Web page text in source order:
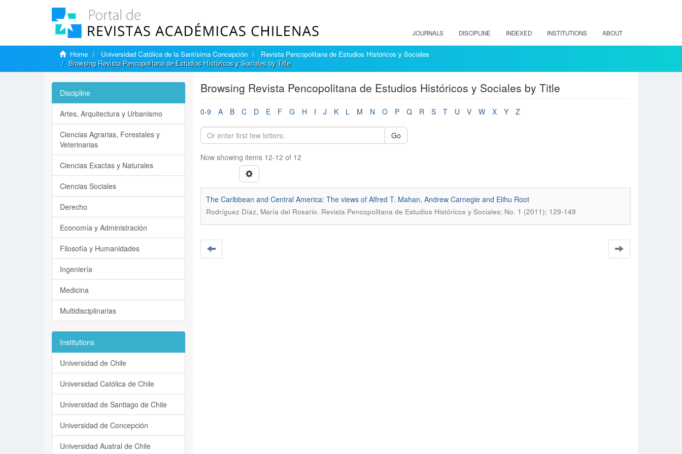
JOURNALS DISCIPLINE INDEXED INSTITUTIONS ABOUT
Home Universidad Católica de la Santísima Concepción
Revista Pencopolitana de Estudios Históricos y Sociales
Browsing Revista Pencopolitana de Estudios Históricos y Sociales by Title
Browsing Revista Pencopolitana de Estudios Históricos y Sociales by Title
0-9 A B C D E F G H I J K L M N O P Q R S T U V W X Y Z
Go
Now showing items 12-12 of 12
The Caribbean and Central America: The views of Alfred T. Mahan, Andrew Carnegie and Elihu Root
Rodríguez Díaz, María del Rosario. Revista Pencopolitana de Estudios Históricos y Sociales; No. 1 (2011); 129-149
Discipline
Artes, Arquitectura y Urbanismo
Ciencias Agrarias, Forestales y
Veterinarias
Ciencias Exactas y Naturales
Ciencias Sociales
Derecho
Economía y Administración
Filosofía y Humanidades
Ingeniería
Medicina
Multidisciplinarias
Institutions
Universidad de Chile
Universidad Católica de Chile
Universidad de Santiago de Chile
Universidad de Concepción
Universidad Austral de Chile